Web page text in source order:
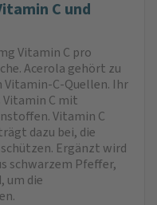
C und
Vitamin C pro
Acerola gehört zu
C-Quellen. Ihr
C mit
Vitamin C
dazu bei, die
Ergänzt wird
schwarzem Pfeffer,
um die